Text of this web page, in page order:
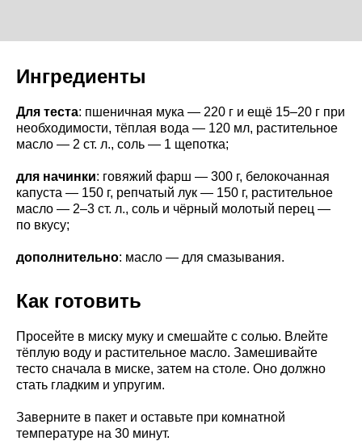
Ингредиенты
Для теста: пшеничная мука — 220 г и ещё 15–20 г при
необходимости, тёплая вода — 120 мл, растительное
масло — 2 ст. л., соль — 1 щепотка;
для начинки: говяжий фарш — 300 г, белокочанная
капуста — 150 г, репчатый лук — 150 г, растительное
масло — 2–3 ст. л., соль и чёрный молотый перец —
по вкусу;
дополнительно: масло — для смазывания.
Как готовить
Просейте в миску муку и смешайте с солью. Влейте
тёплую воду и растительное масло. Замешивайте
тесто сначала в миске, затем на столе. Оно должно
стать гладким и упругим.
Заверните в пакет и оставьте при комнатной
температуре на 30 минут.